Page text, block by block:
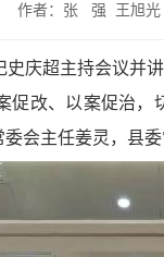
作者：张 强 王旭光
庆超主持会议并
改、以案促治
会主任姜灵，县